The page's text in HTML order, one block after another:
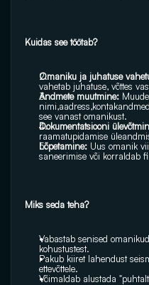
Kuidas see töötab?
Omaniku ja juhatuse
vahetab juhatuse, võttes
Andmete muutmine:
see vanast omanikust.
Dokumentatsiooni
raamatupidamise
Lõpetamine: Uus omanik
saneerimise või korraldab
Miks seda teha?
Vabastab senised
kohustustest.
Pakub kiiret lahendust
ettevõttele.
Võimaldab alustada